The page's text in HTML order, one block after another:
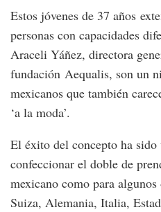
Estos jóvenes de 37 años
personas con capacidades
Araceli Yáñez, directora
fundación Aequalis, son un
mexicanos que también
‘a la moda’.
El éxito del concepto ha
confeccionar el doble de
mexicano como para
Suiza, Alemania, Italia,